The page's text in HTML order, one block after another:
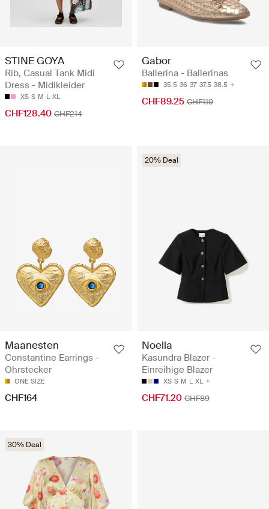
STINE GOYA
Rib, Casual Tank Midi
Dress - Midikleider
XS S M L XL
CHF128.40 CHF214
Gabor
Ballerina - Ballerinas
35.5 36 37 37.5 38.5
CHF89.25 CHF119
Maanesten
Constantine Earrings -
Ohrstecker
ONE SIZE
CHF164
20% Deal
Noella
Kasundra Blazer -
Einreihige Blazer
XS S M L XL
CHF71.20 CHF89
30% Deal